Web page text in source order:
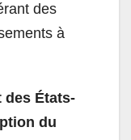
des
à
des États-
du